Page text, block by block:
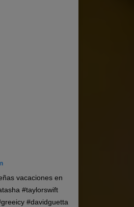
vacaciones en
#taylorswift
#davidguetta